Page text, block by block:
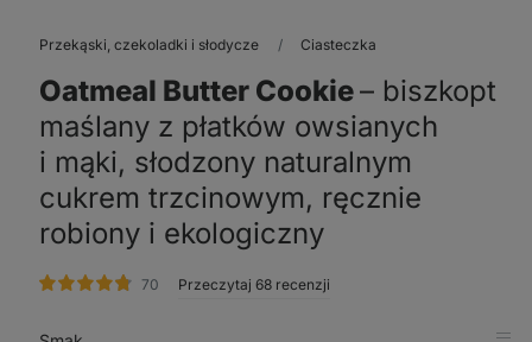
Przekąski, czekoladki i słodycze Ciasteczka
Oatmeal Butter Cookie⁠–⁠ biszkopt
maślany z płatków owsianych
i mąki, słodzony naturalnym
cukrem trzcinowym, ręcznie
robiony i ekologiczny
70 ocena
Przeczytaj 68 recenzji